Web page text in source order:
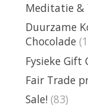
Meditatie &
Duurzame
Chocolade
Fysieke Gift
Fair Trade
Sale! (83)